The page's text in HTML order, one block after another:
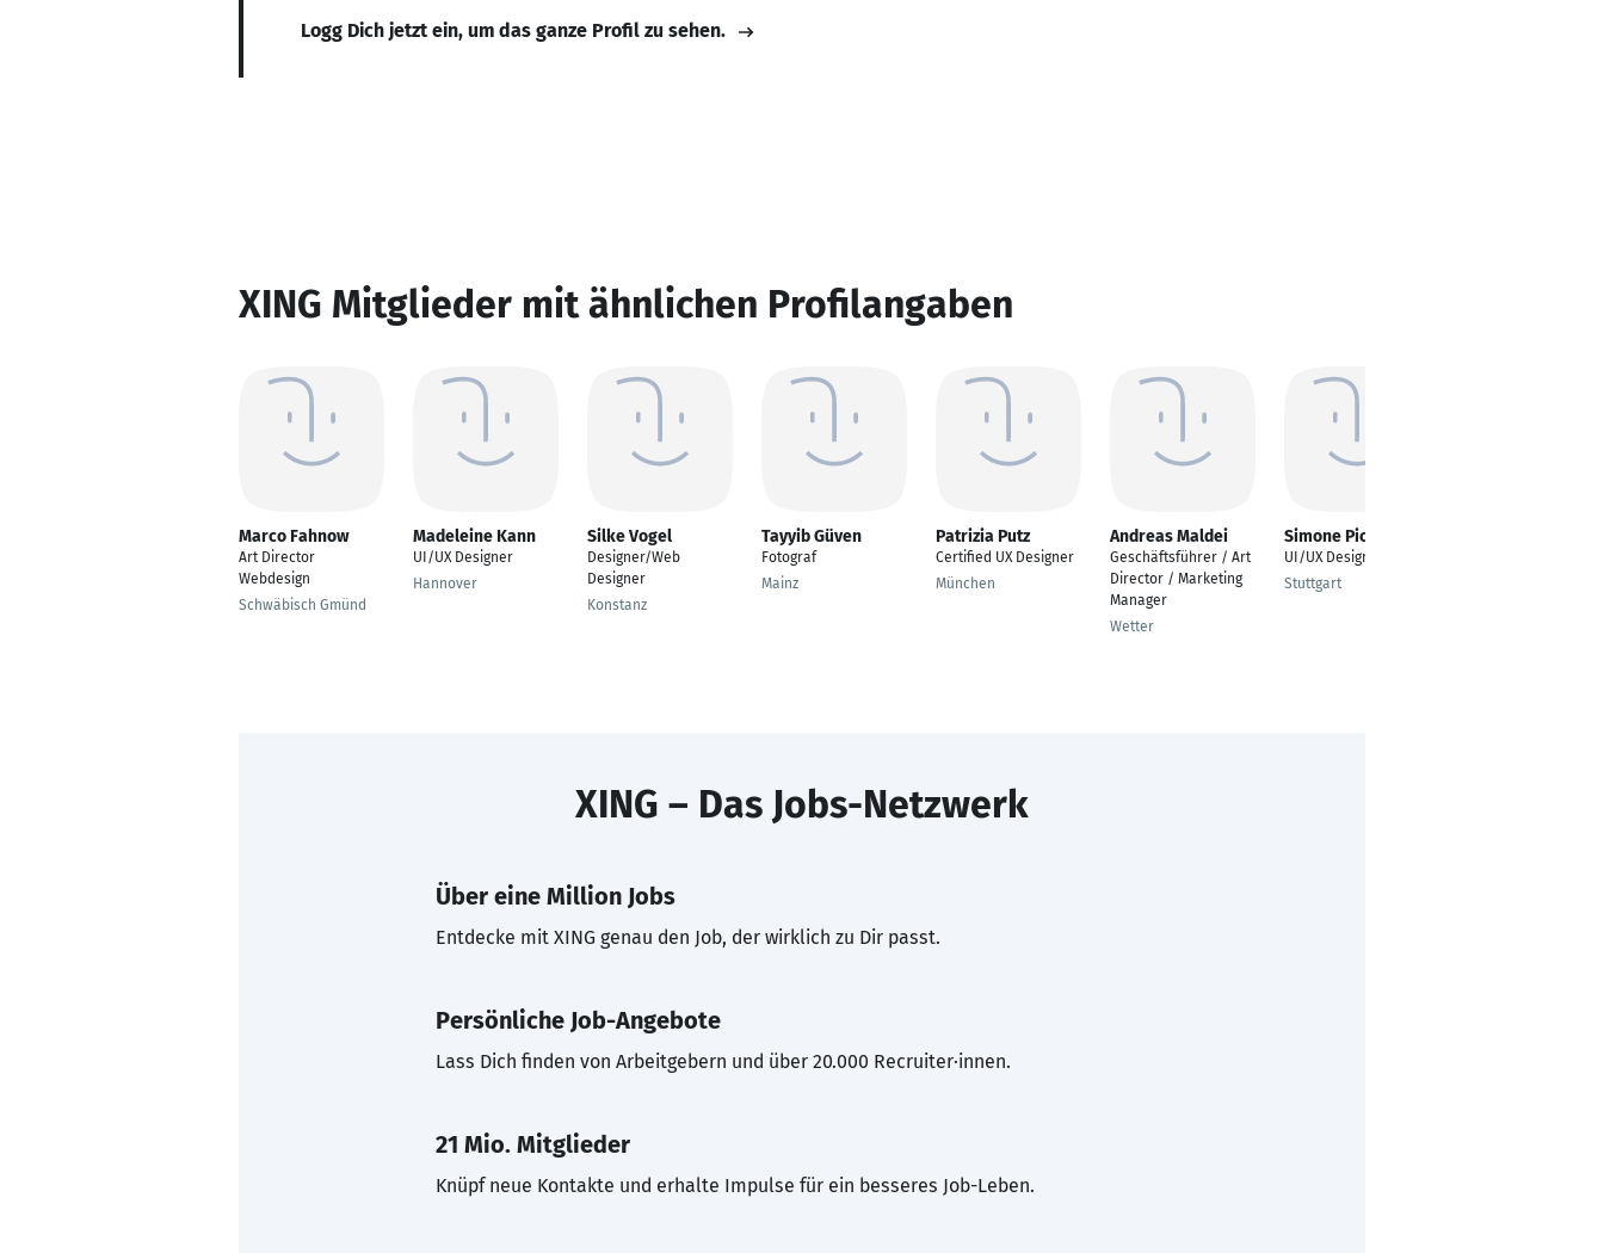
Logg Dich jetzt ein, um das ganze Profil zu sehen.
XING Mitglieder mit ähnlichen Profilangaben
Marco Fahnow
Art Director
Webdesign
Schwäbisch Gmünd
Madeleine Kann
UI/UX Designer
Hannover
Silke Vogel
Designer/Web
Designer
Konstanz
Tayyib Güven
Fotograf
Mainz
Patrizia Putz
Certified UX Designer
München
Andreas Maldei
Geschäftsführer / Art
Director / Marketing
Manager
Wetter
Simone Picciocchi
UI/UX Designer
Stuttgart
XING – Das Jobs-Netzwerk
Über eine Million Jobs
Entdecke mit XING genau den Job, der wirklich zu Dir passt.
Persönliche Job-Angebote
Lass Dich finden von Arbeitgebern und über 20.000 Recruiter·innen.
21 Mio. Mitglieder
Knüpf neue Kontakte und erhalte Impulse für ein besseres Job-Leben.